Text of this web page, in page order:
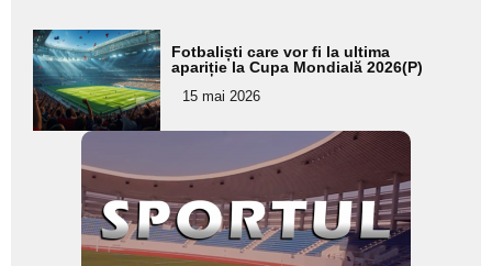
Adaugă
aici textul
pentru
subtitlu
Fotbaliști care vor fi la ultima
apariție la Cupa Mondială 2026(P)
15 mai 2026